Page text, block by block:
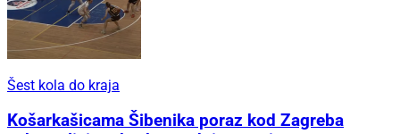
Šest kola do kraja
Košarkašicama Šibenika poraz kod Zagreba